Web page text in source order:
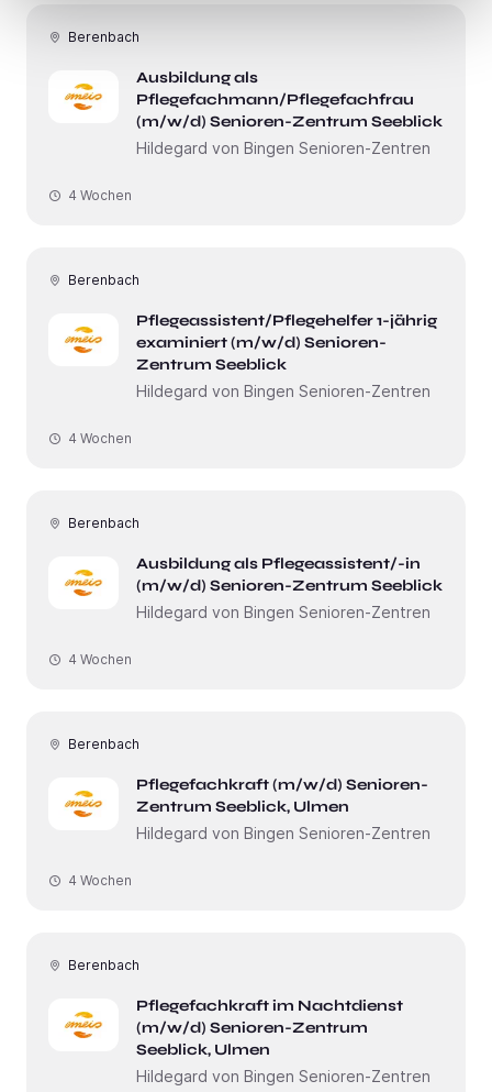
Berenbach
Ausbildung als
Pflegefachmann/Pflegefachfrau
(m/w/d) Senioren-Zentrum Seeblick
Hildegard von Bingen Senioren-Zentren
4 Wochen
Berenbach
Pflegeassistent/Pflegehelfer 1-jährig
examiniert (m/w/d) Senioren-
Zentrum Seeblick
Hildegard von Bingen Senioren-Zentren
4 Wochen
Berenbach
Ausbildung als Pflegeassistent/-in
(m/w/d) Senioren-Zentrum Seeblick
Hildegard von Bingen Senioren-Zentren
4 Wochen
Berenbach
Pflegefachkraft (m/w/d) Senioren-
Zentrum Seeblick, Ulmen
Hildegard von Bingen Senioren-Zentren
4 Wochen
Berenbach
Pflegefachkraft im Nachtdienst
(m/w/d) Senioren-Zentrum
Seeblick, Ulmen
Hildegard von Bingen Senioren-Zentren